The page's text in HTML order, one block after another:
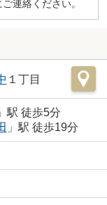
連絡ください。
１丁目
」駅 徒歩5分
」駅 徒歩19分